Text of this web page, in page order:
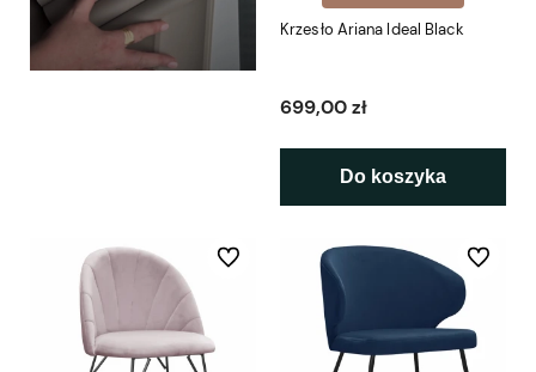
Krzesło Ariana Ideal Black
699,00 zł
Do koszyka
Do ulubionych Do